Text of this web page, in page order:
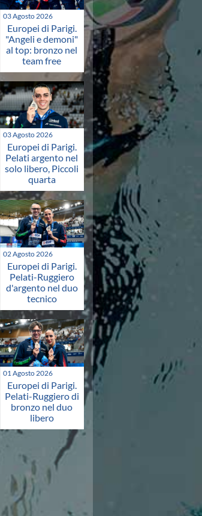
03 Agosto 2026
Europei di Parigi.
"Angeli e demoni"
al top: bronzo nel
team free
03 Agosto 2026
Europei di Parigi.
Pelati argento nel
solo libero, Piccoli
quarta
02 Agosto 2026
Europei di Parigi.
Pelati-Ruggiero
d'argento nel duo
tecnico
01 Agosto 2026
Europei di Parigi.
Pelati-Ruggiero di
bronzo nel duo
libero